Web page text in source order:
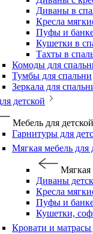
Диваны в
Кресла
Пуфы и
Кушетки в
Тахты в
Комоды для
Тумбы для спальни
Зеркала для
детской
Мебель для детской
Гарнитуры для
Мягкая мебель для
Мягкая
Диваны
Кресла
Пуфы и
Кушетки,
Кровати и матрасы